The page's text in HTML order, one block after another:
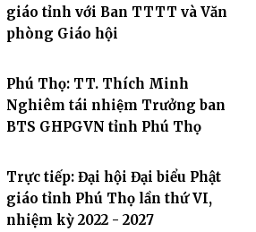
giáo tỉnh với Ban TTTT và Văn
phòng Giáo hội
Phú Thọ: TT. Thích Minh
Nghiêm tái nhiệm Trưởng ban
BTS GHPGVN tỉnh Phú Thọ
Trực tiếp: Đại hội Đại biểu Phật
giáo tỉnh Phú Thọ lần thứ VI,
nhiệm kỳ 2022 - 2027